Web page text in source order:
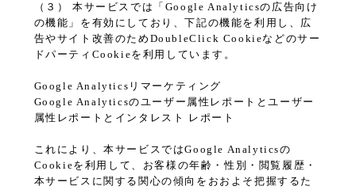
（３） 本サービスでは「Google Analyticsの広告向け
の機能」を有効にしており、下記の機能を利用し、広
告やサイト改善のためDoubleClick Cookieなどのサー
ドパーティCookieを利用しています。
Google Analyticsリマーケティング
Google Analyticsのユーザー属性レポートとユーザー
属性レポートとインタレスト レポート
これにより、本サービスではGoogle Analyticsの
Cookieを利用して、お客様の年齢・性別・閲覧履歴・
本サービスに関する関心の傾向をおおよそ把握するた